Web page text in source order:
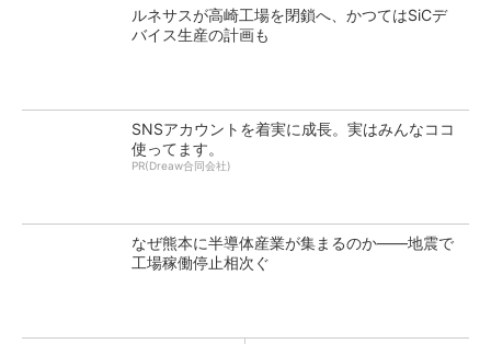
ルネサスが高崎工場を閉鎖へ、かつてはSiCデ
バイス生産の計画も
SNSアカウントを着実に成長。実はみんなココ
使ってます。
PR(Dreaw合同会社)
なぜ熊本に半導体産業が集まるのか――地震で
工場稼働停止相次ぐ